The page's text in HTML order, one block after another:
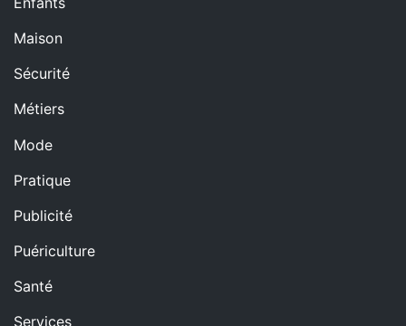
Maison
Sécurité
Métiers
Mode
Pratique
Publicité
Puériculture
Santé
Services